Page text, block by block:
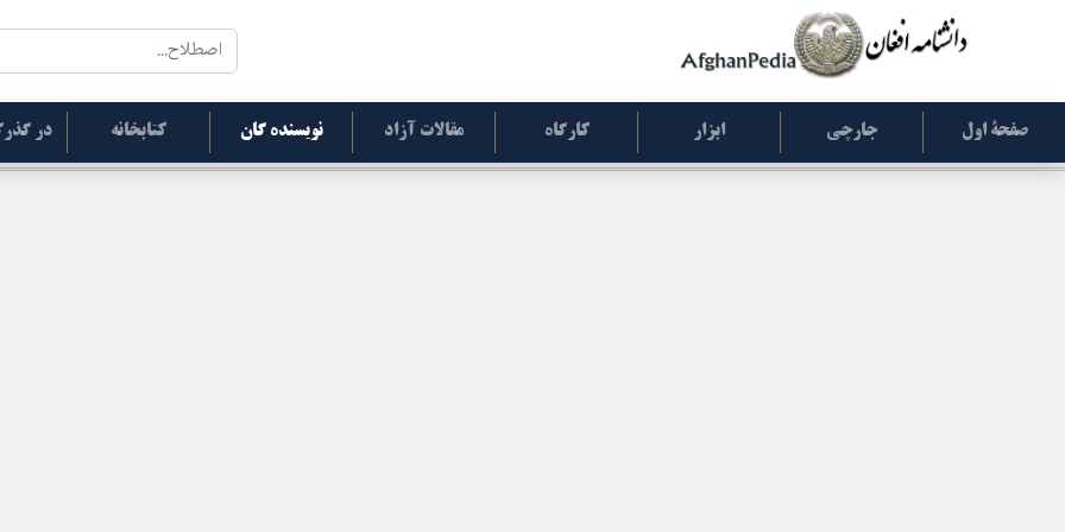
صفحۀ اول جارچی ابزار کارگاه مقالات آزاد نویسنده گان کتابخانه در